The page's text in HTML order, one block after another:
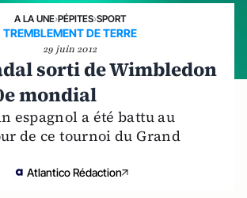
A LA UNE›PÉPITES›SPORT
TREMBLEMENT DE TERRE
29 juin 2012
sorti de Wimbledon
mondial
espagnol a été battu au
de ce tournoi du Grand
Atlantico Rédaction